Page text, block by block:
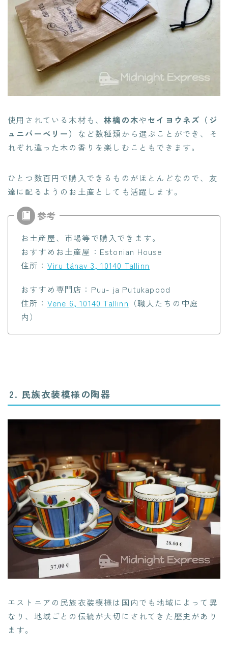
使用されている木材も、林檎の木やセイヨウネズ（ジ
ュニパーベリー）
など数種類から選ぶことができ、そ
れぞれ違った木の香りを楽しむこともできます。
ひとつ数百円で購入できるものがほとんどなので、友
達に配るようのお土産としても活躍します。
お土産屋、市場等で購入できます。
おすすめお土産屋：Estonian House
住所： Viru tänav 3, 10140 Tallinn
おすすめ専門店：Puu- ja Putukapood
住所： Vene 6, 10140 Tallinn （職人たちの中庭
内）
2. 民族衣装模様の陶器
エストニアの民族衣装模様は国内でも地域によって異
なり、地域ごとの伝統が大切にされてきた歴史があり
ます。